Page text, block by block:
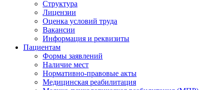
Структура
Лицензии
Оценка условий труда
Вакансии
Информация и реквизиты
Пациентам
Формы заявлений
Наличие мест
Нормативно-правовые акты
Медицинская реабилитация